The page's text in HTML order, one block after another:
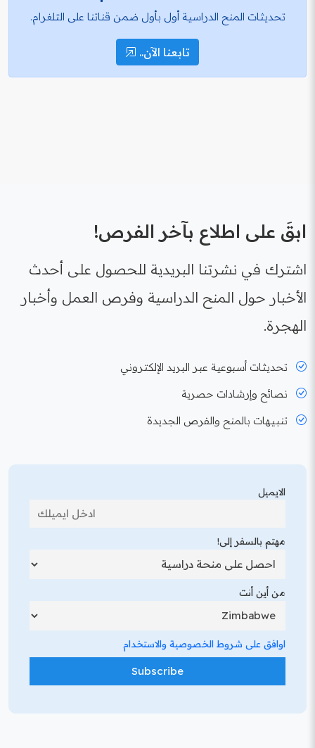
تحديثات المنح الدراسية أول بأول ضمن قناتنا على التلغرام.
تابعنا الآن..
ابقَ على اطلاع بآخر الفرص!
اشترك في نشرتنا البريدية للحصول على أحدث
الأخبار حول المنح الدراسية وفرص العمل وأخبار
الهجرة.
تحديثات أسبوعية عبر البريد الإلكتروني
نصائح وإرشادات حصرية
تنبيهات بالمنح والفرص الجديدة
الايميل
مهتم بالسفر إلى!
من أين أنت
اوافق على شروط الخصوصية والاستخدام